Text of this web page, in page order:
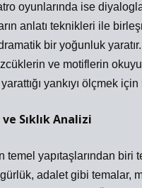
oyunlarında ise
anlatı teknikleri ile
bir yoğunluk
ve motiflerin
yankıyı ölçmek
Sıklık Analizi
temel yapıtaşlarından biri
adalet gibi temalar,